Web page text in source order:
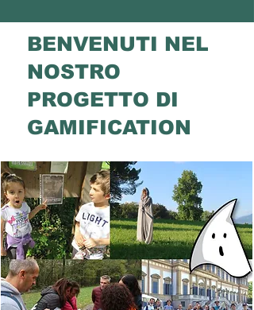
BENVENUTI NEL
NOSTRO
PROGETTO DI
GAMIFICATION